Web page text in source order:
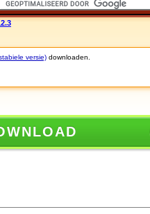
versie) downloaden.